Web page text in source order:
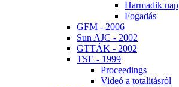
Har­ma­dik nap
Fo­ga­dás
GFM - 2006
Sun AJC - 2002
GT­TÁK - 2002
TSE - 1999
Pro­ce­e­dings
Vi­deó a to­ta­li­tás­ról